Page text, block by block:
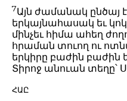
7Այն ժամանակ ընծայ է
երկայնահասակ եւ
մինչեւ հիմա ահեղ
հրաման տուող ու
երկիրը բաժին բաժին
Տիրոջ անուան տեղը՝
ՀԱԸ